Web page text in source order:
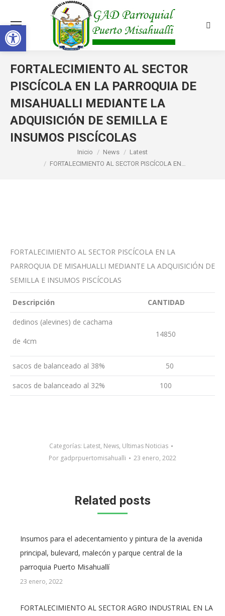
Abrir barra de herramientas
FORTALECIMIENTO AL SECTOR
PISCÍCOLA EN LA PARROQUIA DE
MISAHUALLI MEDIANTE LA
ADQUISICIÓN DE SEMILLA E
INSUMOS PISCÍCOLAS
Inicio News
Latest
FORTALECIMIENTO AL SECTOR PISCÍCOLA EN…
FORTALECIMIENTO AL SECTOR PISCÍCOLA EN LA
PARROQUIA DE MISAHUALLI MEDIANTE LA ADQUISICIÓN DE
SEMILLA E INSUMOS PISCÍCOLAS
Descripción CANTIDAD
dedinos (alevines) de cachama
de 4cm
14850
sacos de balanceado al 38% 50
sacos de balanceado al 32% 100
Categorías: Latest, News, Ultimas Noticias
Por gadprpuertomisahualli 23 enero, 2022
Related posts
Insumos para el adecentamiento y pintura de la avenida
principal, bulevard, malecón y parque central de la
parroquia Puerto Misahuallí
23 enero, 2022
FORTALECIMIENTO AL SECTOR AGRO INDUSTRIAL EN LA